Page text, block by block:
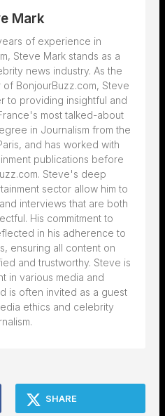
Mark
of experience in
Steve Mark stands as a
news industry. As the
BonjourBuzz.com, Steve
to providing insightful and
most talked-about
in Journalism from the
and has worked with
publications before
Steve's deep
sector allow him to
interviews that are both
His commitment to
in his adherence to
ensuring all content on
and trustworthy. Steve is
in various media and
is often invited as a guest
ethics and celebrity
SHARE